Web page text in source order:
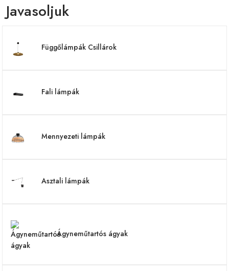
Javasoljuk
Függőlámpák Csillárok
Fali lámpák
Mennyezeti lámpák
Asztali lámpák
Ágyneműtartós ágyak